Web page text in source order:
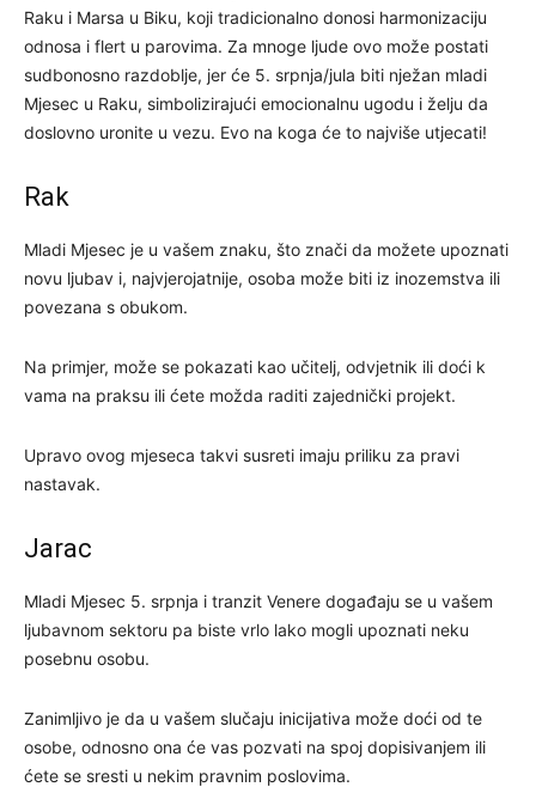
Raku i Marsa u Biku, koji tradicionalno donosi harmonizaciju
odnosa i flert u parovima. Za mnoge ljude ovo može postati
sudbonosno razdoblje, jer će 5. srpnja/jula biti nježan mladi
Mjesec u Raku, simbolizirajući emocionalnu ugodu i želju da
doslovno uronite u vezu. Evo na koga će to najviše utjecati!
Rak
Mladi Mjesec je u vašem znaku, što znači da možete upoznati
novu ljubav i, najvjerojatnije, osoba može biti iz inozemstva ili
povezana s obukom.
Na primjer, može se pokazati kao učitelj, odvjetnik ili doći k
vama na praksu ili ćete možda raditi zajednički projekt.
Upravo ovog mjeseca takvi susreti imaju priliku za pravi
nastavak.
Jarac
Mladi Mjesec 5. srpnja i tranzit Venere događaju se u vašem
ljubavnom sektoru pa biste vrlo lako mogli upoznati neku
posebnu osobu.
Zanimljivo je da u vašem slučaju inicijativa može doći od te
osobe, odnosno ona će vas pozvati na spoj dopisivanjem ili
ćete se sresti u nekim pravnim poslovima.